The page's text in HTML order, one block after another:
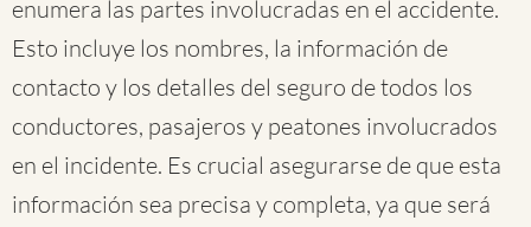
enumera las partes involucradas en el accidente.
Esto incluye los nombres, la información de
contacto y los detalles del seguro de todos los
conductores, pasajeros y peatones involucrados
en el incidente. Es crucial asegurarse de que esta
información sea precisa y completa, ya que será